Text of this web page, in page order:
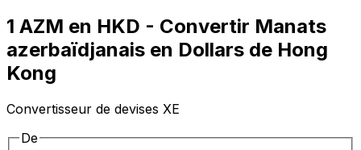
1 AZM en HKD - Convertir Manats
azerbaïdjanais en Dollars de Hong
Kong
Convertisseur de devises XE
De